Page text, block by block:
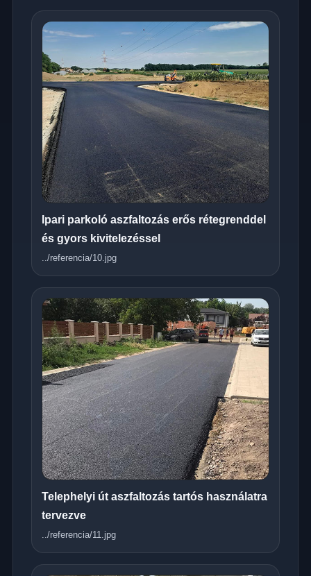
Ipari parkoló aszfaltozás erős rétegrenddel
és gyors kivitelezéssel
../referencia/10.jpg
Telephelyi út aszfaltozás tartós használatra
tervezve
../referencia/11.jpg